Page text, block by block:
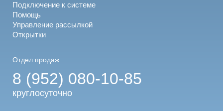
Подключение к системе
Помощь
Управление рассылкой
Открытки
Отдел продаж
8 (952) 080-10-85
круглосуточно